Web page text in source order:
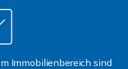
Immobilienbereich sind